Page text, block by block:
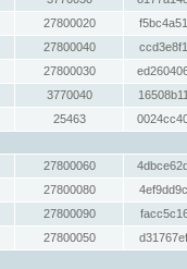
27800020
27800040
27800030
3770040
25463
27800060
27800080
27800090
27800050